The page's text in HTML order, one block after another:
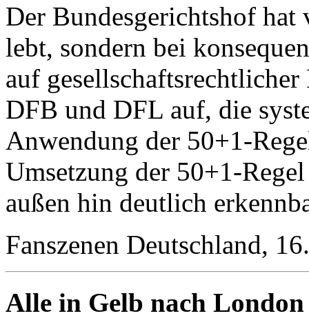
Der Bundesgerichtshof
lebt, sondern bei
auf
DFB und DFL auf, die
Anwendung der 50+1-
Umsetzung der 50+1-
außen hin deutlich
Fanszenen Deutschland,
Alle in Gelb nach London